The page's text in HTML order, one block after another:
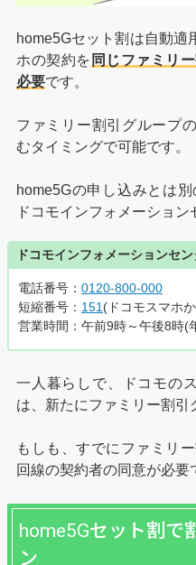
home5Gセット割は自動適
ホの契約を 同じファミリ
必要です。
ファミリー割引グループ
むタイミングで可能です。
home5Gの申し込みとは
ドコモインフォメーション
ドコモインフォメーションセ
電話番号： 0120-800-000
短縮番号： 151 (ドコモスマホ
営業時間：午前9時～午後8時(
一人暮らしで、ドコモの
は、新たにファミリー割引
もしも、すでにファミリ
回線の契約者の同意が必要
home5Gセット割で
ン